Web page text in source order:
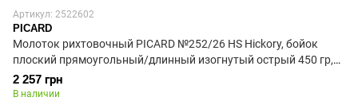
Артикул: 2522602
PICARD
Молоток рихтовочный PICARD №252/26 HS Hickory, бойок
плоский прямоугольный/длинный изогнутый острый 450 гр,
2522602
2 257 грн
В наличии